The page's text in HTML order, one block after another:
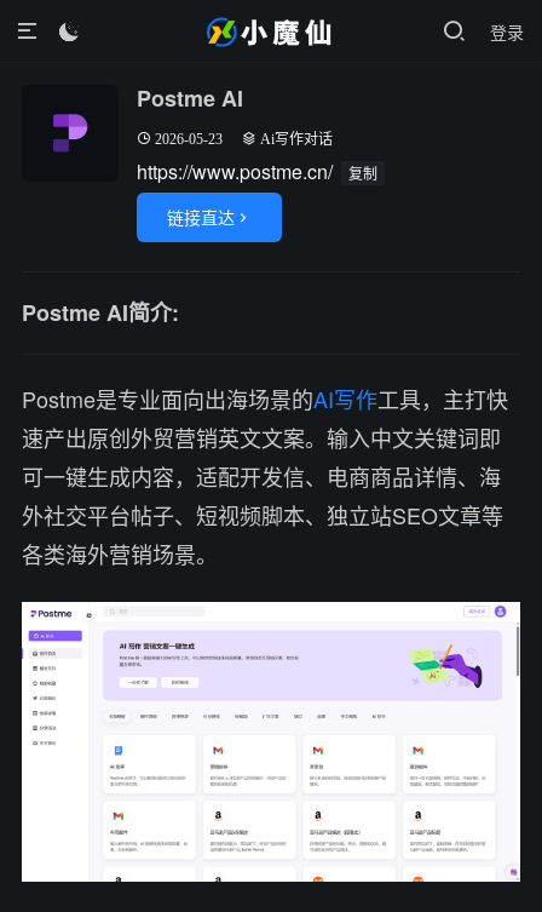
登录

Postme AI
2026-05-23 Ai写作对话
https://www.postme.cn/ 复制
链接直达 
Postme AI简介:
Postme是专业面向出海场景的AI写作工具，主打快
速产出原创外贸营销英文文案。输入中文关键词即
可一键生成内容，适配开发信、电商商品详情、海
外社交平台帖子、短视频脚本、独立站SEO文章等
各类海外营销场景。